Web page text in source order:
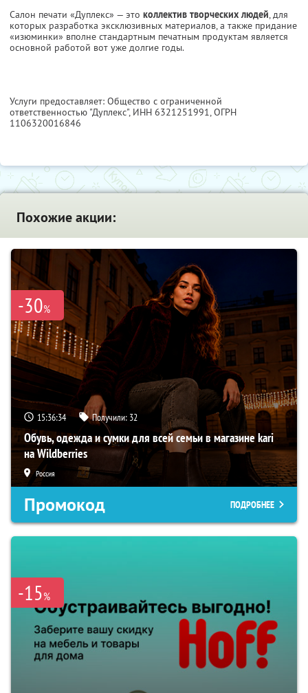
Салон печати «Дуплекс» — это коллектив творческих людей, для
которых разработка эксклюзивных материалов, а также придание
«изюминки» вполне стандартным печатным продуктам является
основной работой вот уже долгие годы.
Услуги предоставляет: Общество с ограниченной
ответственностью "Дуплекс", ИНН 6321251991, ОГРН
1106320016846
Похожие акции:
-30%
15:36:33 Получили: 32
Обувь, одежда и сумки для всей семьи в магазине kari
на Wildberries
Россия
Промокод ПОДРОБНЕЕ
-15%